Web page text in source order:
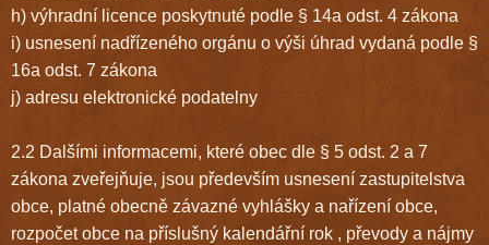
h) výhradní licence poskytnuté podle § 14a odst. 4 zákona
i) usnesení nadřízeného orgánu o výši úhrad vydaná podle §
16a odst. 7 zákona
j) adresu elektronické podatelny
2.2 Dalšími informacemi, které obec dle § 5 odst. 2 a 7
zákona zveřejňuje, jsou především usnesení zastupitelstva
obce, platné obecně závazné vyhlášky a nařízení obce,
rozpočet obce na příslušný kalendářní rok , převody a nájmy